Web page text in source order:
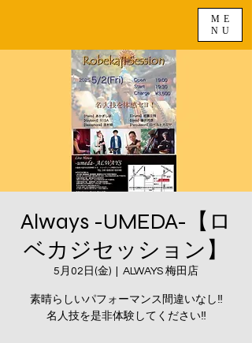
ME
NU
Always -UMEDA-【ロ
ベカジセッション】
5月02日(金) ALWAYS 梅田店
素晴らしいパフォーマンス間違いなし‼️
名人技を是非体験してください‼️